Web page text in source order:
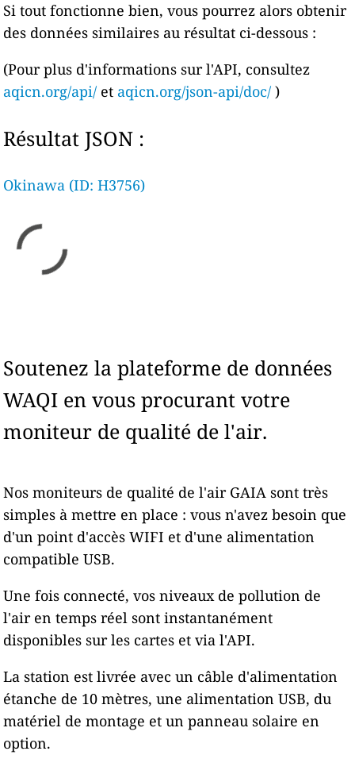
Si tout fonctionne bien, vous pourrez alors obtenir
des données similaires au résultat ci-dessous :
(Pour plus d'informations sur l'API, consultez
aqicn.org/api/ et aqicn.org/json-api/doc/ )
Résultat JSON :
Okinawa (ID: H3756)
Soutenez la plateforme de données
WAQI en vous procurant votre
moniteur de qualité de l'air.
Nos moniteurs de qualité de l'air GAIA sont très
simples à mettre en place : vous n'avez besoin que
d'un point d'accès WIFI et d'une alimentation
compatible USB.
Une fois connecté, vos niveaux de pollution de
l'air en temps réel sont instantanément
disponibles sur les cartes et via l'API.
La station est livrée avec un câble d'alimentation
étanche de 10 mètres, une alimentation USB, du
matériel de montage et un panneau solaire en
option.